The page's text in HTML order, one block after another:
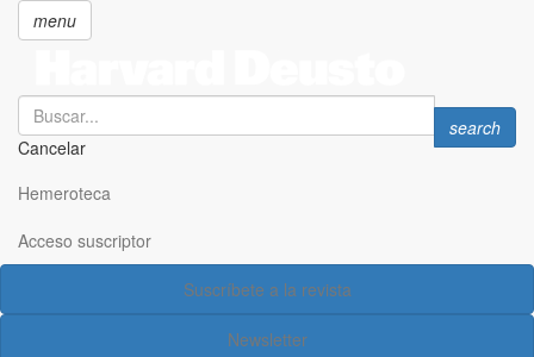
principal
menu
Search
Cancelar
Search
search
Hemeroteca
Acceso suscriptor
Suscríbete a la revista
Newsletter
Acceso suscriptor